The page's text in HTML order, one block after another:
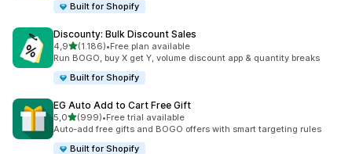
Built for Shopify
Discounty: Bulk Discount Sales
4,95 yıldız üzerinden
(1.186)
toplam 1186 değerlendirme
•Free plan available
Run BOGO, buy X get Y, volume discount app & quantity breaks
Built for Shopify
EG Auto Add to Cart Free Gift
5,05 yıldız üzerinden
(999)
toplam 999 değerlendirme
•Free trial available
Auto-add free gifts and BOGO offers with smart targeting rules
Built for Shopify